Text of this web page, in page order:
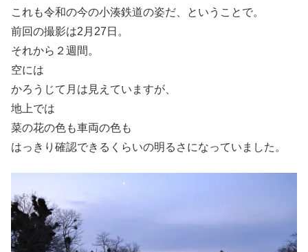
これも令和の今の小湊鉄道の姿だ、ということで。
前回の撮影は2月27日。
それから２週間。
空には
かろうじて月は見えていますが、
地上では
菜の花の色も車両の色も
はっきり確認できるくらいの明るさになっていました。